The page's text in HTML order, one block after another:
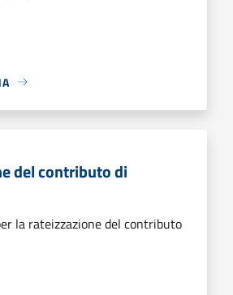
del contributo di
la rateizzazione del contributo